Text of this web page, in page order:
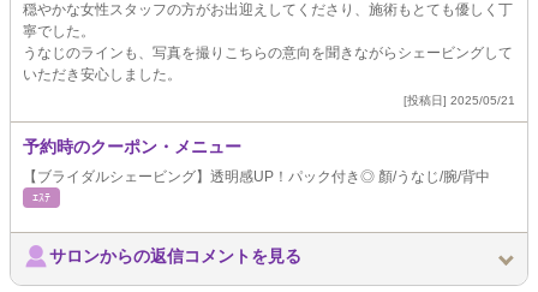
穏やかな女性スタッフの方がお出迎えしてくださり、施術もとても優しく丁
寧でした。
うなじのラインも、写真を撮りこちらの意向を聞きながらシェービングして
いただき安心しました。
[投稿日] 2025/05/21
予約時のクーポン・メニュー
【ブライダルシェービング】透明感UP！パック付き◎ 顏/うなじ/腕/背中
ｴｽﾃ
サロンからの返信コメントを見る